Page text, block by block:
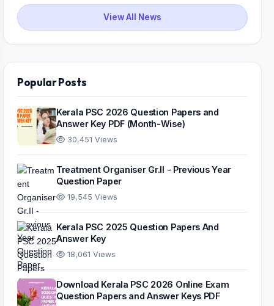
View All News
Popular Posts
Kerala PSC 2026 Question Papers and
Answer Key PDF (Month-Wise)
30,451 Views
Treatment Organiser Gr.II - Previous Year
Question Paper
19,545 Views
Kerala PSC 2025 Question Papers And
Answer Key
18,061 Views
Download Kerala PSC 2026 Online Exam
Question Papers and Answer Keys PDF